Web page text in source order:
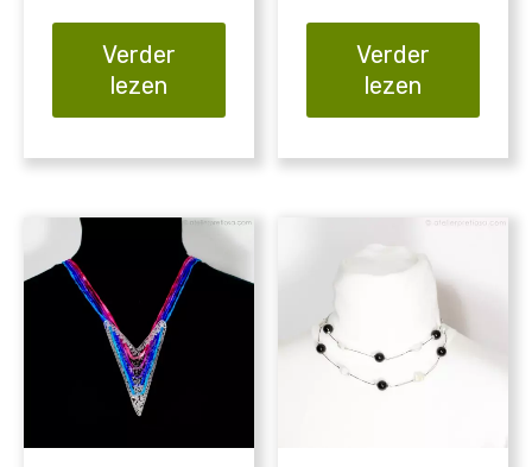
Verder
lezen
Verder
lezen